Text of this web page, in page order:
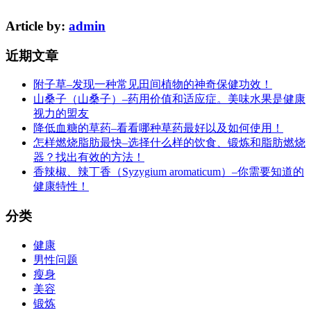
Article by: admin
近期文章
附子草–发现一种常见田间植物的神奇保健功效！
山桑子（山桑子）–药用价值和适应症。美味水果是健康
视力的盟友
降低血糖的草药–看看哪种草药最好以及如何使用！
怎样燃烧脂肪最快–选择什么样的饮食、锻炼和脂肪燃烧
器？找出有效的方法！
香辣椒、辣丁香（Syzygium aromaticum）–你需要知道的
健康特性！
分类
健康
男性问题
瘦身
美容
锻炼